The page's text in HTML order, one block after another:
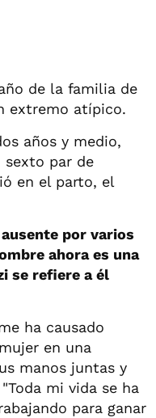
de la familia de
extremo atípico.
años y medio,
sexto par de
en el parto, el
por varios
ahora es una
se refiere a él
ha causado
en una
manos juntas y
mi vida se ha
para ganar